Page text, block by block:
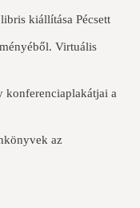
kiállítása Pécsett
Virtuális
konferenciaplakátjai a
az